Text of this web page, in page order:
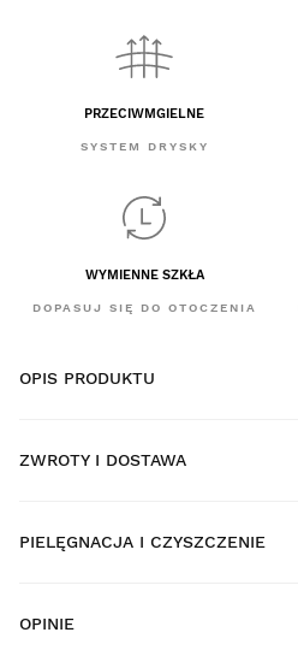
PRZECIWMGIELNE
SYSTEM DRYSKY
WYMIENNE SZKŁA
DOPASUJ SIĘ DO OTOCZENIA
OPIS PRODUKTU
ZWROTY I DOSTAWA
PIELĘGNACJA I CZYSZCZENIE
OPINIE